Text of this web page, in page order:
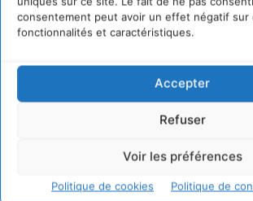
consentement peut avoir un effet négatif sur
fonctionnalités et caractéristiques.
Accepter
Refuser
Voir les préférences
Politique de cookies Politique de
David Naulin
https://cdurable.info